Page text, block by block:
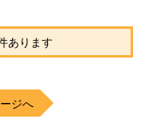
あります
ジへ